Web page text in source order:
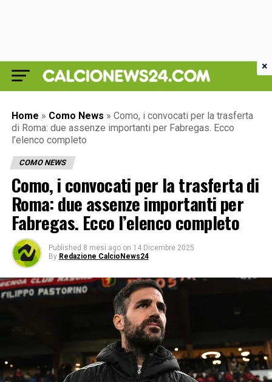
Home » Como News » Como, i convocati per la trasferta
di Roma: due assenze importanti per Fabregas. Ecco
l’elenco completo
COMO NEWS
Como, i convocati per la trasferta di
Roma: due assenze importanti per
Fabregas. Ecco l’elenco completo
Published 8 mesi ago on 14 Dicembre 2025
By Redazione CalcioNews24
×